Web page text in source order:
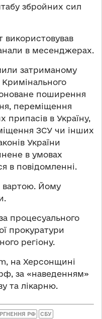
збройних сил
використовував
в месенджерах.
затриманому
Кримінального
поширення
переміщення
припасів в Україну,
ЗСУ чи інших
України
в умовах
в повідомленні.
вартою. Йому
процесуального
прокуратури
регіону.
на Херсонщині
за «наведенням»
та лікарню.
РФ СБУ